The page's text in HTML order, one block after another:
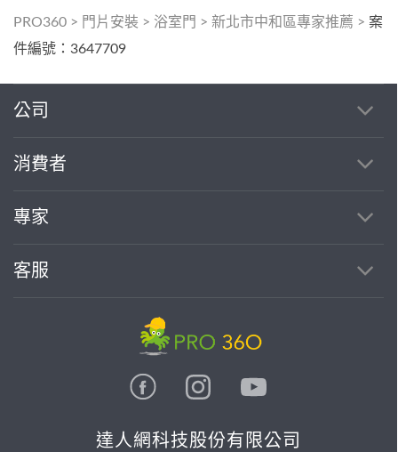
PRO360 > 門片安裝 > 浴室門 > 新北市中和區專家推薦 > 案
件編號：3647709
公司
消費者
專家
客服
達人網科技股份有限公司